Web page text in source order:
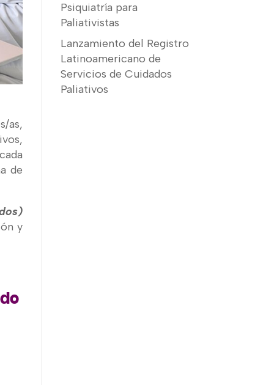
as,
de
y
Psiquiatría para
Paliativistas
Lanzamiento del Registro
Latinoamericano de
Servicios de Cuidados
Paliativos